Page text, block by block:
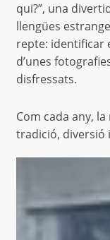
qui?”, una
llengües
repte: identificar
d’unes
disfressats.
Com cada any,
tradició, diversió